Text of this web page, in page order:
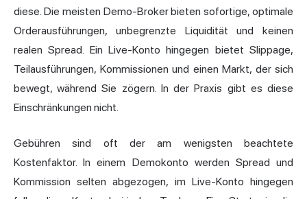
diese. Die meisten Demo-Broker bieten sofortige, optimale
Orderausführungen, unbegrenzte Liquidität und keinen
realen Spread. Ein Live-Konto hingegen bietet Slippage,
Teilausführungen, Kommissionen und einen Markt, der sich
bewegt, während Sie zögern. In der Praxis gibt es diese
Einschränkungen nicht.
Gebühren sind oft der am wenigsten beachtete
Kostenfaktor. In einem Demokonto werden Spread und
Kommission selten abgezogen, im Live-Konto hingegen